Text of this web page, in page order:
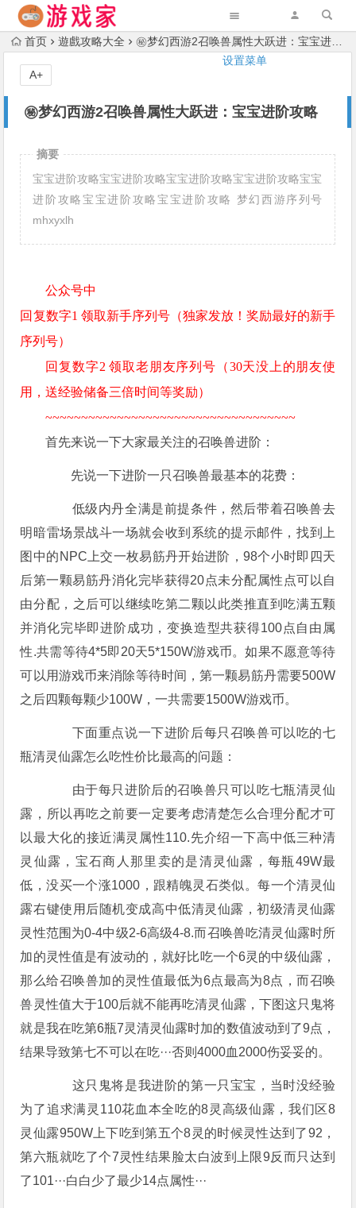
设置菜单
首页 遊戲攻略大全 ㊙梦幻西游2召唤兽属性大跃进：宝宝进阶攻略
㊙梦幻西游2召唤兽属性大跃进：宝宝进阶攻略
A+
摘要
宝宝进阶攻略宝宝进阶攻略宝宝进阶攻略宝宝进阶攻略宝宝
进阶攻略宝宝进阶攻略宝宝进阶攻略 梦幻西游序列号
mhxyxlh
公众号中
回复数字1 领取新手序列号（独家发放！奖励最好的新手
序列号）
回复数字2 领取老朋友序列号（30天没上的朋友使
用，送经验储备三倍时间等奖励）
~~~~~~~~~~~~~~~~~~~~~~~~~~~~~~~~~~~
首先来说一下大家最关注的召唤兽进阶：
先说一下进阶一只召唤兽最基本的花费：
低级内丹全满是前提条件，然后带着召唤兽去
明暗雷场景战斗一场就会收到系统的提示邮件，找到上
图中的NPC上交一枚易筋丹开始进阶，98个小时即四天
后第一颗易筋丹消化完毕获得20点未分配属性点可以自
由分配，之后可以继续吃第二颗以此类推直到吃满五颗
并消化完毕即进阶成功，变换造型共获得100点自由属
性.共需等待4*5即20天5*150W游戏币。如果不愿意等待
可以用游戏币来消除等待时间，第一颗易筋丹需要500W
之后四颗每颗少100W，一共需要1500W游戏币。
下面重点说一下进阶后每只召唤兽可以吃的七
瓶清灵仙露怎么吃性价比最高的问题：
由于每只进阶后的召唤兽只可以吃七瓶清灵仙
露，所以再吃之前要一定要考虑清楚怎么合理分配才可
以最大化的接近满灵属性110.先介绍一下高中低三种清
灵仙露，宝石商人那里卖的是清灵仙露，每瓶49W最
低，没买一个涨1000，跟精魄灵石类似。每一个清灵仙
露右键使用后随机变成高中低清灵仙露，初级清灵仙露
灵性范围为0-4中级2-6高级4-8.而召唤兽吃清灵仙露时所
加的灵性值是有波动的，就好比吃一个6灵的中级仙露，
那么给召唤兽加的灵性值最低为6点最高为8点，而召唤
兽灵性值大于100后就不能再吃清灵仙露，下图这只鬼将
就是我在吃第6瓶7灵清灵仙露时加的数值波动到了9点，
结果导致第七不可以在吃···否则4000血2000伤妥妥的。
这只鬼将是我进阶的第一只宝宝，当时没经验
为了追求满灵110花血本全吃的8灵高级仙露，我们区8
灵仙露950W上下吃到第五个8灵的时候灵性达到了92，
第六瓶就吃了个7灵性结果脸太白波到上限9反而只达到
了101···白白少了最少14点属性···